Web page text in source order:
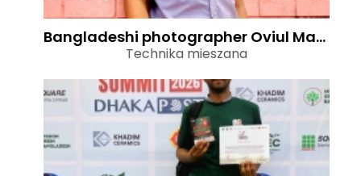
Bangladeshi photographer Oviul Maruf getting featured in top photography magazines worldwide
Technika mieszana